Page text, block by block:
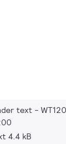
text -
4.4 kB